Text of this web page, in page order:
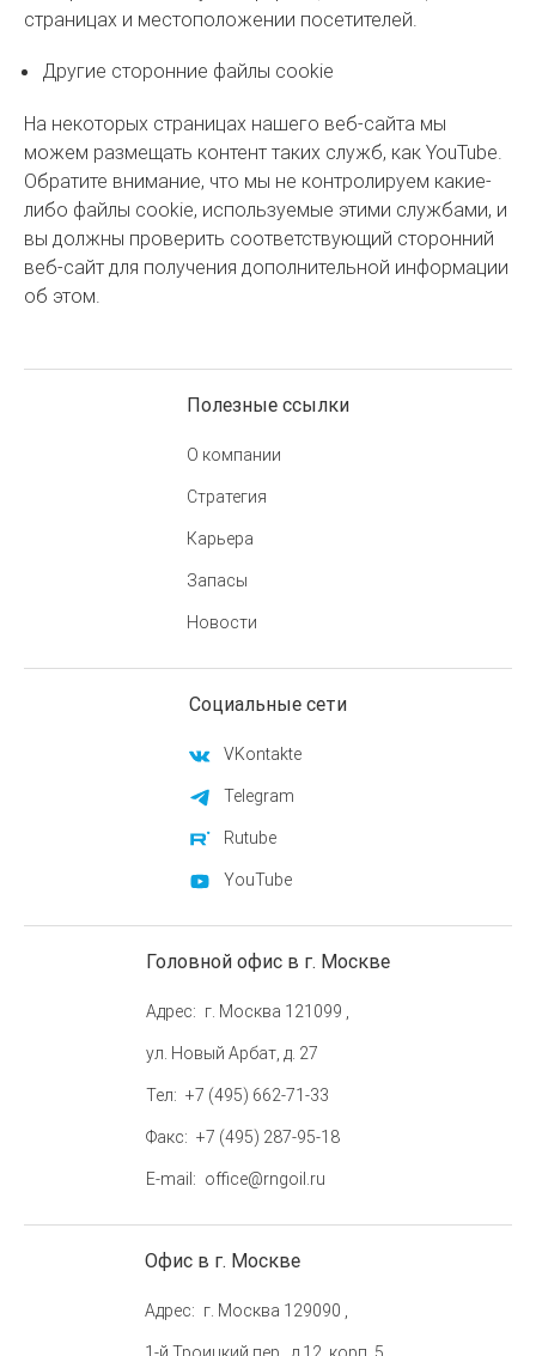
страницах и местоположении посетителей.
Другие сторонние файлы cookie
На некоторых страницах нашего веб-сайта мы
можем размещать контент таких служб, как YouTube.
Обратите внимание, что мы не контролируем какие-
либо файлы cookie, используемые этими службами, и
вы должны проверить соответствующий сторонний
веб-сайт для получения дополнительной информации
об этом.
Полезные ссылки
О компании
Стратегия
Карьера
Запасы
Новости
Социальные сети
VKontakte
Telegram
Rutube
YouTube
Головной офис в г. Москве
Адрес
г. Москва 121099 ,
ул. Новый Арбат, д. 27
Тел
+7 (495) 662-71-33
Факс
+7 (495) 287-95-18
E-mail
office@rngoil.ru
Офис в г. Москве
Адрес
г. Москва 129090 ,